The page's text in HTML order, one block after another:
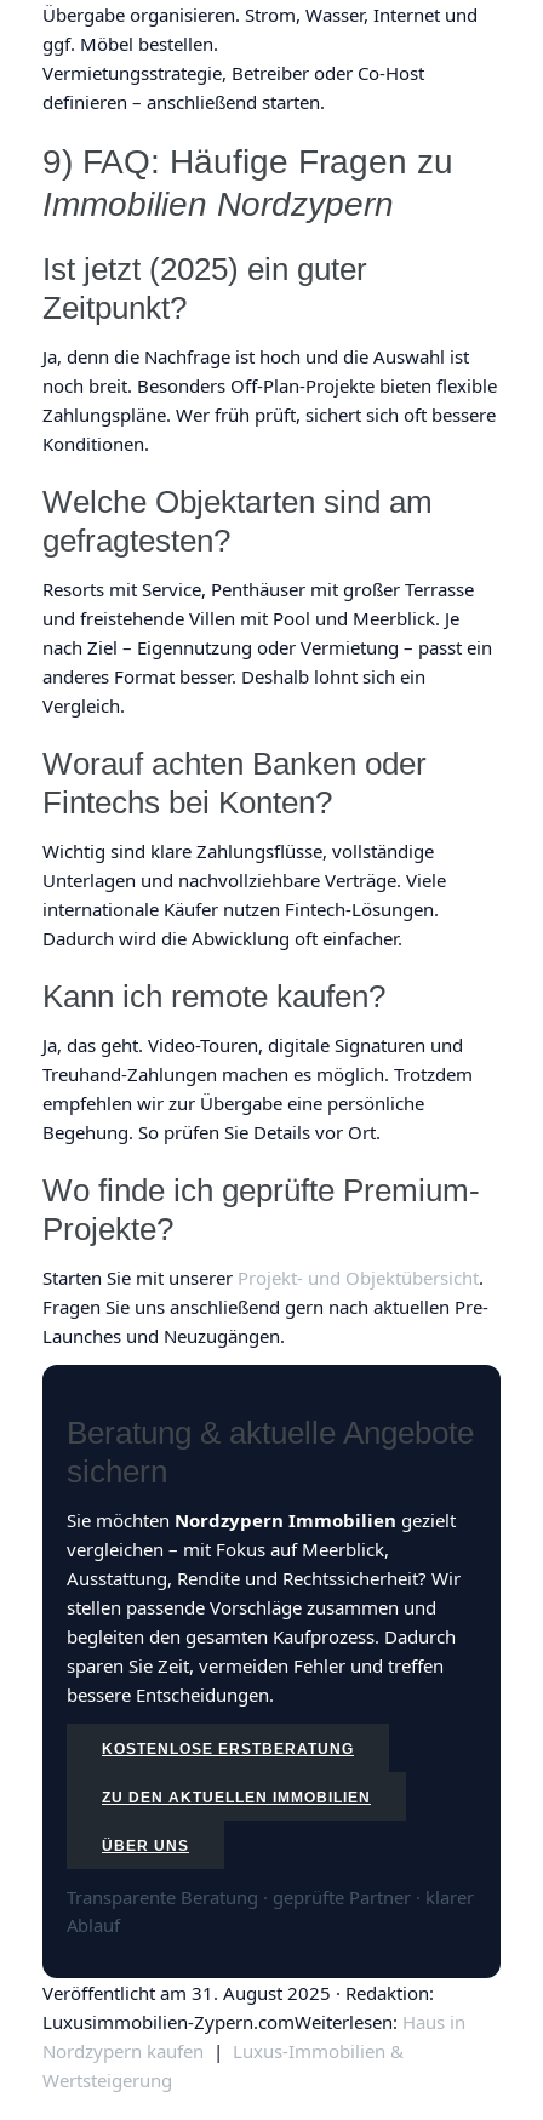
Übergabe organisieren. Strom, Wasser, Internet und
ggf. Möbel bestellen.
Vermietungsstrategie, Betreiber oder Co-Host
definieren – anschließend starten.
9) FAQ: Häufige Fragen zu
Immobilien Nordzypern
Ist jetzt (2025) ein guter
Zeitpunkt?
Ja, denn die Nachfrage ist hoch und die Auswahl ist
noch breit. Besonders Off-Plan-Projekte bieten flexible
Zahlungspläne. Wer früh prüft, sichert sich oft bessere
Konditionen.
Welche Objektarten sind am
gefragtesten?
Resorts mit Service, Penthäuser mit großer Terrasse
und freistehende Villen mit Pool und Meerblick. Je
nach Ziel – Eigennutzung oder Vermietung – passt ein
anderes Format besser. Deshalb lohnt sich ein
Vergleich.
Worauf achten Banken oder
Fintechs bei Konten?
Wichtig sind klare Zahlungsflüsse, vollständige
Unterlagen und nachvollziehbare Verträge. Viele
internationale Käufer nutzen Fintech-Lösungen.
Dadurch wird die Abwicklung oft einfacher.
Kann ich remote kaufen?
Ja, das geht. Video-Touren, digitale Signaturen und
Treuhand-Zahlungen machen es möglich. Trotzdem
empfehlen wir zur Übergabe eine persönliche
Begehung. So prüfen Sie Details vor Ort.
Wo finde ich geprüfte Premium-
Projekte?
Starten Sie mit unserer Projekt- und Objektübersicht.
Fragen Sie uns anschließend gern nach aktuellen Pre-
Launches und Neuzugängen.
Beratung & aktuelle Angebote
sichern
Sie möchten Nordzypern Immobilien gezielt
vergleichen – mit Fokus auf Meerblick,
Ausstattung, Rendite und Rechtssicherheit? Wir
stellen passende Vorschläge zusammen und
begleiten den gesamten Kaufprozess. Dadurch
sparen Sie Zeit, vermeiden Fehler und treffen
bessere Entscheidungen.
KOSTENLOSE ERSTBERATUNG
ZU DEN AKTUELLEN IMMOBILIEN
ÜBER UNS
Transparente Beratung · geprüfte Partner · klarer
Ablauf
Veröffentlicht am 31. August 2025 · Redaktion:
Luxusimmobilien-Zypern.comWeiterlesen: Haus in
Nordzypern kaufen | Luxus-Immobilien &
Wertsteigerung